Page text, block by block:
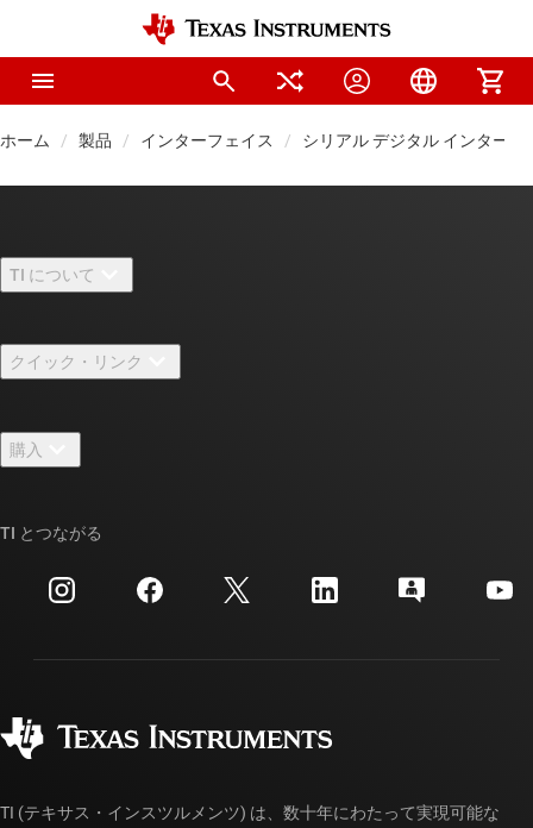
ホーム 製品 インターフェイス シリアル デジタル インターフ
TI について
採用情報
ニュース
イベント
投資家向け情報
クイック・リンク
TI E2E™ 設計サポート・フォーラム
クロスリファレンス検索
カスタマー・サポート・センター
myTI アカウントの FAQ
購入
ご注文に関する FAQ
TI とつながる
TI (テキサス・インスツルメンツ) は、数十年にわたって実現可能な